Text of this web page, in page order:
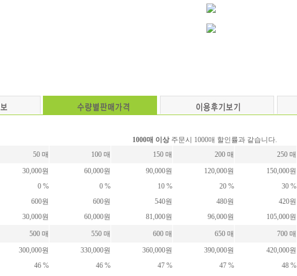
1000매 이상주문시 1000매 할인률과 같습니다.
50 매 100 매 150 매 200 매 250 매
30,000원
60,000원 90,000원 120,000원 150,000원
0 %
0 % 10 % 20 % 30 %
600원
600원 540원 480원 420원
30,000원
60,000원 81,000원 96,000원 105,000원
500 매 550 매 600 매 650 매 700 매
300,000원
330,000원 360,000원 390,000원 420,000원
46 %
46 % 47 % 47 % 48 %